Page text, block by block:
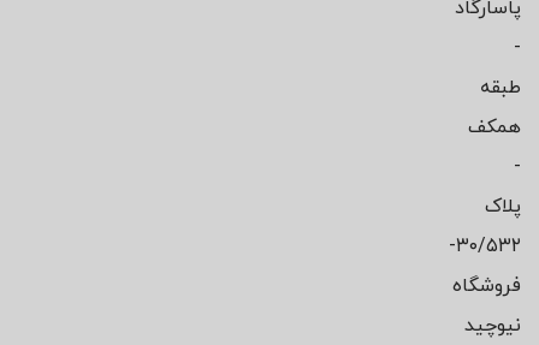
پاسارگاد
-
طبقه
همکف
-
پلاک
۳۰/۵۳۲-
فروشگاه
نیوچید